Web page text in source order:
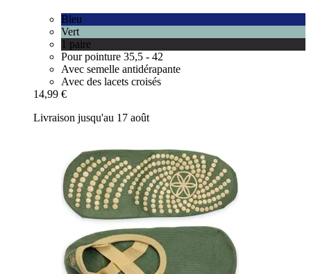
Bleu
Vert
1 paire
Pour pointure 35,5 - 42
Avec semelle antidérapante
Avec des lacets croisés
14,99 €
Livraison jusqu'au 17 août